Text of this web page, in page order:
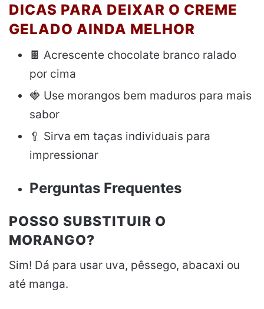
DICAS PARA DEIXAR O CREME
GELADO AINDA MELHOR
🍫 Acrescente chocolate branco ralado
por cima
🍓 Use morangos bem maduros para mais
sabor
🥄 Sirva em taças individuais para
impressionar
Perguntas Frequentes
POSSO SUBSTITUIR O
MORANGO?
Sim! Dá para usar uva, pêssego, abacaxi ou
até manga.